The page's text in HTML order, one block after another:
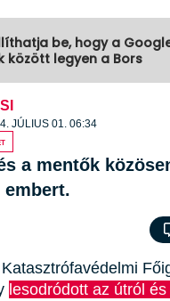
be, hogy a
között legyen a Bors
JÚLIUS 01. 06:34
a mentők
lesodródott az útról